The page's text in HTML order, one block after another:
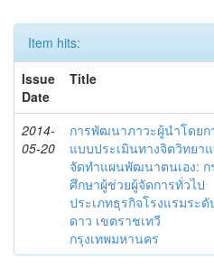
Item hits:
Issue
Date
Title
2014-
05-20
การพัฒนาภาวะผู้นำโดยก
แบบประเมินทางจิตวิทยา
จัดทำแผนพัฒนาตนเอง:
ศึกษาผู้ช่วยผู้จัดการทั่วไป
ประเภทธุรกิจโรงแรมระดั
ดาว เขตราชเทวี
กรุงเทพมหานคร